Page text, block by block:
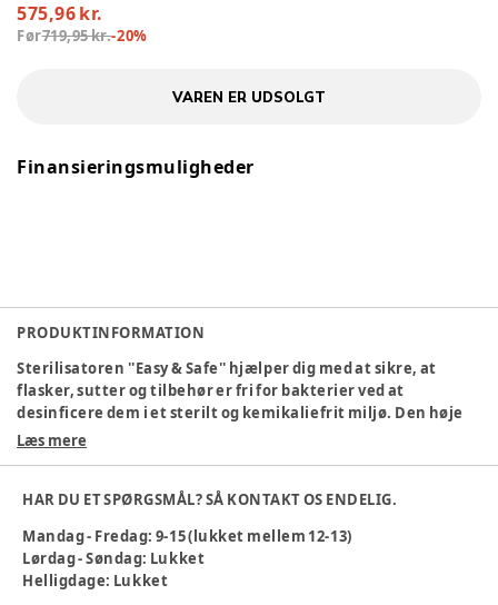
575,96 kr.
Før719,95 kr.-20%
VAREN ER UDSOLGT
Finansieringsmuligheder
PRODUKTINFORMATION
Sterilisatoren ''Easy & Safe'' hjælper dig med at sikre, at
flasker, sutter og tilbehør er fri for bakterier ved at
desinficere dem i et sterilt og kemikaliefrit miljø. Den høje
temperatur, som dampen når, giver fuldstændig hygiejne,
og tilbehør, og kapaciteten kan tilpasses efter behov. »Easy
dreje på afbryderen og vælge steriliseringstid. Juster den
efter dine ønsker og det emne, der skal steriliseres. Desuden
er den nem at rengøre og vedligeholde. En tang til at tage de
Læs mere
HAR DU ET SPØRGSMÅL? SÅ KONTAKT OS ENDELIG.
Mandag - Fredag: 9-15 (lukket mellem 12-13)
Lørdag - Søndag: Lukket
Helligdage: Lukket